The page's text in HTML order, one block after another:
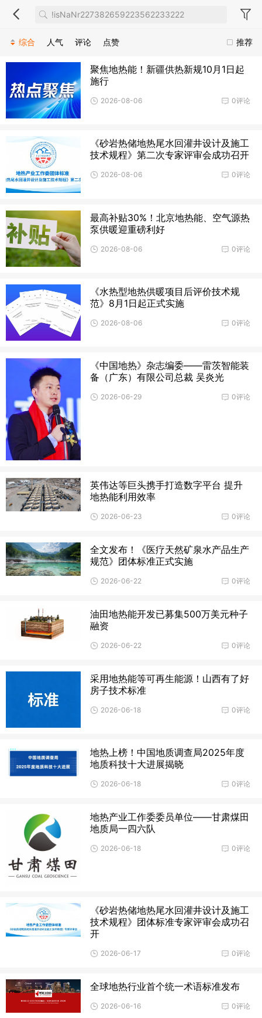
推荐
综合 人气 评论 点赞
聚焦地热能！新疆供热新规10月1日起
施行
0评论
2026-08-06
《砂岩热储地热尾水回灌井设计及施工
技术规程》第二次专家评审会成功召开
0评论
2026-08-06
最高补贴30%！北京地热能、空气源热
泵供暖迎重磅利好
0评论
2026-08-06
《水热型地热供暖项目后评价技术规
范》8月1日起正式实施
0评论
2026-08-06
《中国地热》杂志编委——雷茨智能装
备（广东）有限公司总裁 吴炎光
0评论
2026-06-29
英伟达等巨头携手打造数字平台 提升
地热能利用效率
0评论
2026-06-23
全文发布！《医疗天然矿泉水产品生产
规范》团体标准正式实施
0评论
2026-06-22
油田地热能开发已募集500万美元种子
融资
0评论
2026-06-22
采用地热能等可再生能源！山西有了好
房子技术标准
0评论
2026-06-18
地热上榜！中国地质调查局2025年度
地质科技十大进展揭晓
0评论
2026-06-18
地热产业工作委委员单位——甘肃煤田
地质局一四六队
0评论
2026-06-18
《砂岩热储地热尾水回灌井设计及施工
技术规程》团体标准专家评审会成功召
开
0评论
2026-06-17
全球地热行业首个统一术语标准发布
0评论
2026-06-16